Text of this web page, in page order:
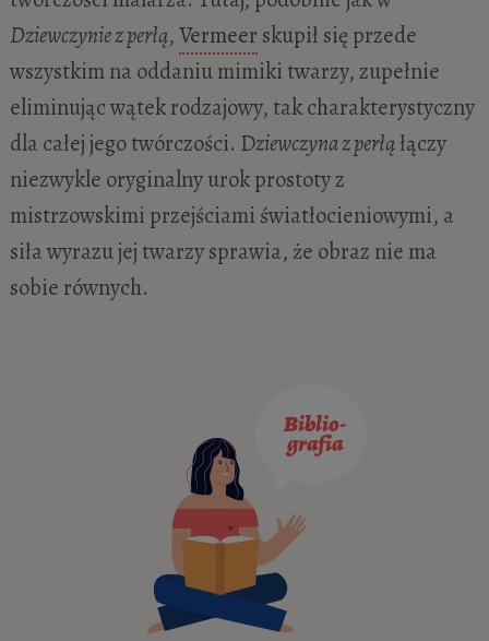
Dziewczynie z perłą,Vermeer skupił się przede
wszystkim na oddaniu mimiki twarzy, zupełnie
eliminując wątek rodzajowy, tak charakterystyczny
dla całej jego twórczości. Dziewczyna z perłąłączy
niezwykle oryginalny urok prostoty z
mistrzowskimi przejściami światłocieniowymi, a
siła wyrazu jej twarzy sprawia, że obraz nie ma
sobie równych.